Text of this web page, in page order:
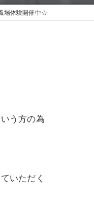
場体験開催中☆
う方の為
いただく